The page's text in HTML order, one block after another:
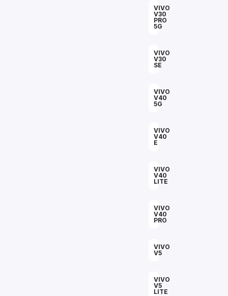
VIVO
V30
PRO
5G
VIVO
V30
SE
VIVO
V40
5G
VIVO
V40
E
VIVO
V40
LITE
VIVO
V40
PRO
VIVO
V5
VIVO
V5
LITE